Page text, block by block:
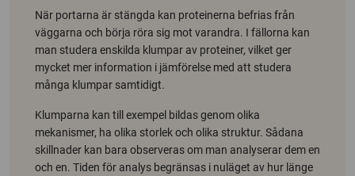
När portarna är stängda kan proteinerna befrias från
väggarna och börja röra sig mot varandra. I fällorna kan
man studera enskilda klumpar av proteiner, vilket ger
mycket mer information i jämförelse med att studera
många klumpar samtidigt.
Klumparna kan till exempel bildas genom olika
mekanismer, ha olika storlek och olika struktur. Sådana
skillnader kan bara observeras om man analyserar dem en
och en. Tiden för analys begränsas i nuläget av hur länge